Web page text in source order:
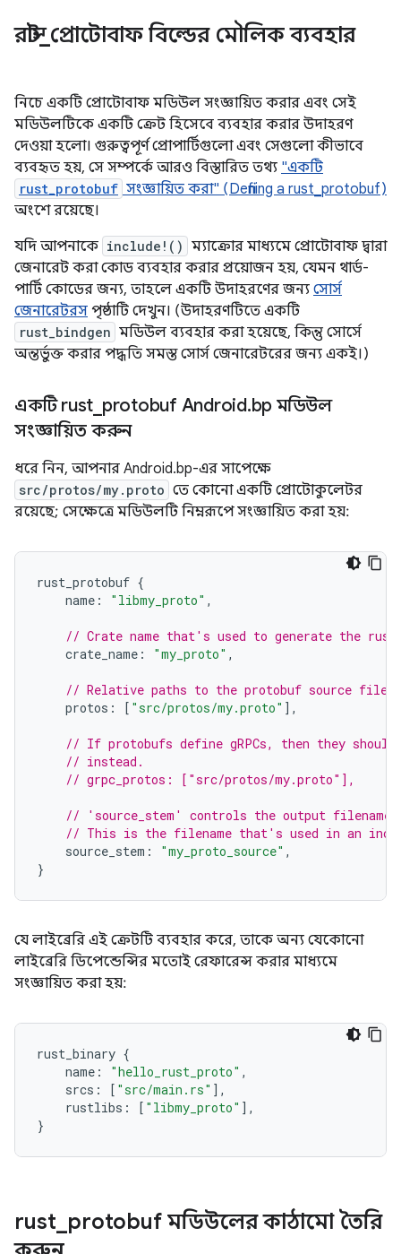
রাস্ট_প্রোটোবাফ বিল্ডের মৌলিক ব্যবহার
নিচে একটি প্রোটোবাফ মডিউল সংজ্ঞায়িত করার এবং সেই
মডিউলটিকে একটি ক্রেট হিসেবে ব্যবহার করার উদাহরণ
দেওয়া হলো। গুরুত্বপূর্ণ প্রোপার্টিগুলো এবং সেগুলো কীভাবে
ব্যবহৃত হয়, সে সম্পর্কে আরও বিস্তারিত তথ্য "একটি
rust_protobuf সংজ্ঞায়িত করা" (Defining a rust_protobuf)
অংশে রয়েছে।
যদি আপনাকে include!() ম্যাক্রোর মাধ্যমে প্রোটোবাফ দ্বারা
জেনারেট করা কোড ব্যবহার করার প্রয়োজন হয়, যেমন থার্ড-
পার্টি কোডের জন্য, তাহলে একটি উদাহরণের জন্য সোর্স
জেনারেটরস পৃষ্ঠাটি দেখুন। (উদাহরণটিতে একটি
rust_bindgen মডিউল ব্যবহার করা হয়েছে, কিন্তু সোর্সে
অন্তর্ভুক্ত করার পদ্ধতি সমস্ত সোর্স জেনারেটরের জন্য একই।)
একটি rust protobuf Android.bp মডিউল
সংজ্ঞায়িত করুন
ধরে নিন, আপনার Android.bp-এর সাপেক্ষে
src/protos/my.proto তে কোনো একটি প্রোটোকুলেটর
রয়েছে; সেক্ষেত্রে মডিউলটি নিম্নরূপে সংজ্ঞায়িত করা হয়:
rust_protobuf {
name : "libmy_proto" ,
// Crate name that's used to generate the
crate_name : "my_proto" ,
// Relative paths to the protobuf source files
protos : [ "src/protos/my.proto" ],
// If protobufs define gRPCs, then they should
// instead.
// grpc_protos: ["src/protos/my.proto"],
// 'source_stem' controls the output filename.
// This is the filename that's used in an
source_stem : "my_proto_source" ,
}
যে লাইব্রেরি এই ক্রেটটি ব্যবহার করে, তাকে অন্য যেকোনো
লাইব্রেরি ডিপেন্ডেন্সির মতোই রেফারেন্স করার মাধ্যমে
সংজ্ঞায়িত করা হয়:
rust_binary {
name : "hello_rust_proto" ,
srcs : [ "src/main.rs" ],
rustlibs : [ "libmy_proto" ],
}
rust protobuf মডিউলের কাঠামো তৈরি